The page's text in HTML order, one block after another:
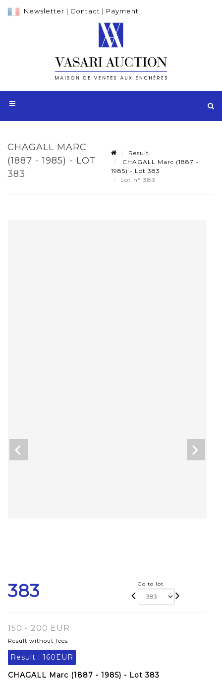
Newsletter | Contact | Payment
CHAGALL MARC
(1887 - 1985) - LOT
383
Result
CHAGALL Marc (1887 -
1985) - Lot 383
Lot n° 383
383 Go to lot
150 - 200 EUR
Result without fees
Result : 160EUR
CHAGALL Marc (1887 - 1985) - Lot 383